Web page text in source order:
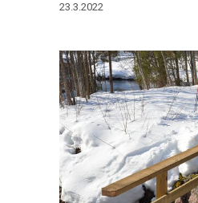
23.3.2022